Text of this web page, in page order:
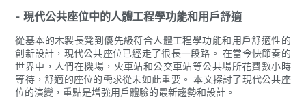
- 現代公共座位中的人體工程學功能和用戶舒適
從基本的木製長凳到優先級符合人體工程學功能和用戶舒適性的
創新設計，現代公共座位已經走了很長一段路。 在當今快節奏的
世界中，人們在機場，火車站和公交車站等公共場所花費數小時
等待，舒適的座位的需求從未如此重要。 本文探討了現代公共座
位的演變，重點是增強用戶體驗的最新趨勢和設計。